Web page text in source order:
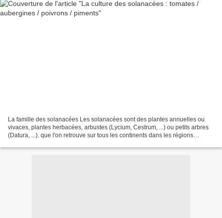
La famille des solanacées Les solanacées sont des plantes annuelles ou
vivaces, plantes herbacées, arbustes (Lycium, Cestrum, ...) ou petits arbres
(Datura, ...). que l'on retrouve sur tous les continents dans les régions